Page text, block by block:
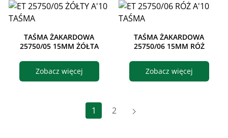
TAŚMA ŻAKARDOWA
25750/05 15MM ŻÓŁTA
Zobacz więcej
TAŚMA ŻAKARDOWA
25750/06 15MM RÓŻ
Zobacz więcej
1 2 Dalej